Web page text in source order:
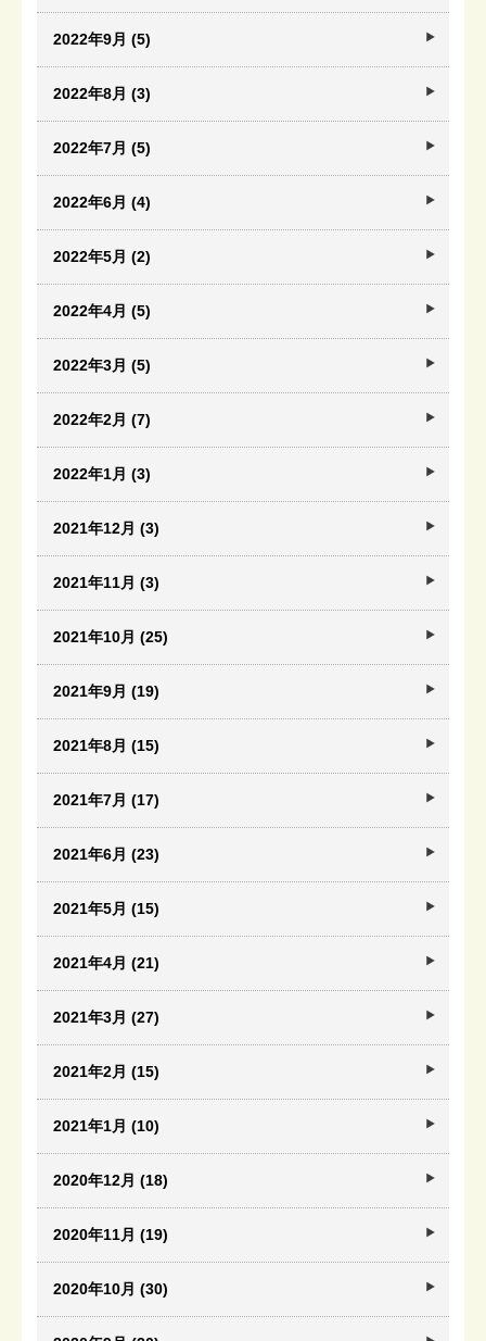
2022年9月 (5)
2022年8月 (3)
2022年7月 (5)
2022年6月 (4)
2022年5月 (2)
2022年4月 (5)
2022年3月 (5)
2022年2月 (7)
2022年1月 (3)
2021年12月 (3)
2021年11月 (3)
2021年10月 (25)
2021年9月 (19)
2021年8月 (15)
2021年7月 (17)
2021年6月 (23)
2021年5月 (15)
2021年4月 (21)
2021年3月 (27)
2021年2月 (15)
2021年1月 (10)
2020年12月 (18)
2020年11月 (19)
2020年10月 (30)